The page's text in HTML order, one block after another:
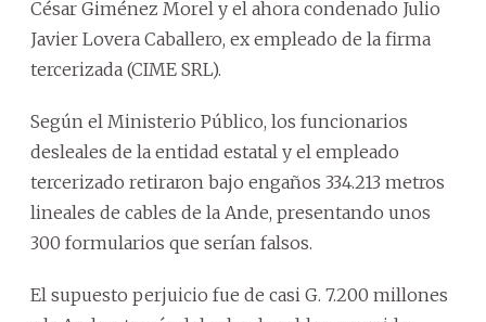
César Giménez Morel y el ahora condenado Julio
Javier Lovera Caballero, ex empleado de la firma
tercerizada (CIME SRL).
Según el Ministerio Público, los funcionarios
desleales de la entidad estatal y el empleado
tercerizado retiraron bajo engaños 334.213 metros
lineales de cables de la Ande, presentando unos
300 formularios que serían falsos.
El supuesto perjuicio fue de casi G. 7.200 millones